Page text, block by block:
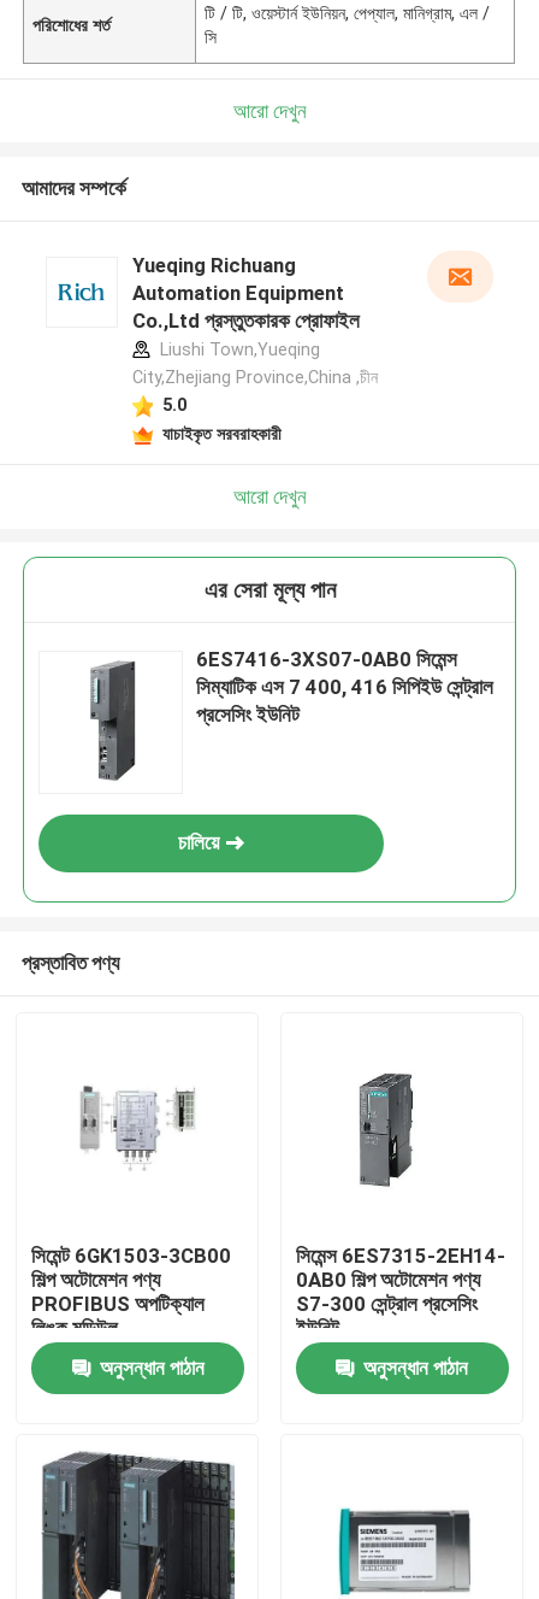
পণ্য
আমাদের সম্পর্কে
পরিশোধের শর্ত
টি / টি, ওয়েস্টার্ন ইউনিয়ন, পেপ্যাল, মানিগ্রাম, এল /
সি
আরো দেখুন
আমাদের সম্পর্কে
Yueqing Richuang
Automation Equipment
Co.,Ltd প্রস্তুতকারক প্রোফাইল
Liushi Town,Yueqing
City,Zhejiang Province,China ,চীন
5.0
যাচাইকৃত সরবরাহকারী
আরো দেখুন
এর সেরা মূল্য পান
6ES7416-3XS07-0AB0 সিমেন্স
সিম্যাটিক এস 7 400, 416 সিপিইউ সেন্ট্রাল
প্রসেসিং ইউনিট
চালিয়ে
প্রস্তাবিত পণ্য
সিমেন্ট 6GK1503-3CB00
শিল্প অটোমেশন পণ্য
PROFIBUS অপটিক্যাল
লিঙ্ক মডিউল
অনুসন্ধান পাঠান
সিমেন্স 6ES7315-2EH14-
0AB0 শিল্প অটোমেশন পণ্য
S7-300 সেন্ট্রাল প্রসেসিং
ইউনিট
অনুসন্ধান পাঠান